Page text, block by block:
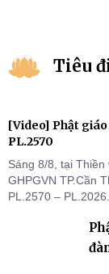
Tiêu
[Video] Phật
PL.2570
Sáng 8/8, tại
GHPGVN TP.Cần
PL.2570 –
thứ I, thể hiện sự
Tăng tài và tiếp